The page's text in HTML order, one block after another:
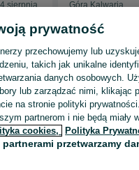
sierpnia
Góra Kalwaria
Hobby Sporty wodne Łodzie i
Motorowe - Łódź Motorowe - Bałuty
prywatność
przechowujemy lub
takich jak unikalne
danych osobowych.
lub zarządzać nimi, klikając
na stronie polityki
partnerom i nie będą miały
cookies, Polityka
partnerami przetwarzamy